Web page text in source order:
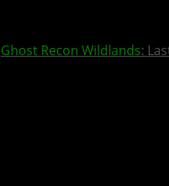
Ghost Recon Wildlands: